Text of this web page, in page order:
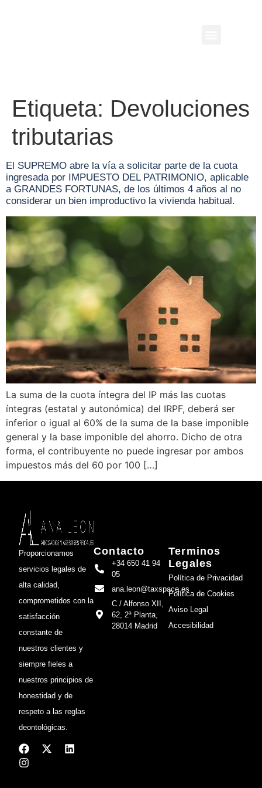
Etiqueta: Devoluciones
tributarias
El SUPREMO abre la vía a solicitar parte de la cuota
ingresada por IMPUESTO DEL PATRIMONIO, aplicable
a GRANDES FORTUNAS, de los últimos 4 años al no
considerar un bien improductivo la vivienda habitual.
La suma de la cuota íntegra del IP más las cuotas
íntegras (estatal y autonómica) del IRPF, deberá ser
inferior o igual al 60% de la suma de la base imponible
general y la base imponible del ahorro. Dicho de otra
forma, el contribuyente no puede ingresar por ambos
impuestos más del 60 por 100 […]
Proporcionamos
servicios legales de
alta calidad,
comprometidos con la
satisfacción
constante de
nuestros clientes y
siempre fieles a
nuestros principios de
honestidad y de
respeto a las reglas
deontológicas.
Contacto
+34 650 41 94
05
ana.leon@taxspace.es
C / Alfonso XII,
62, 2ª Planta,
28014 Madrid
Terminos
Legales
Política de Privacidad
Política de Cookies
Aviso Legal
Accesibilidad